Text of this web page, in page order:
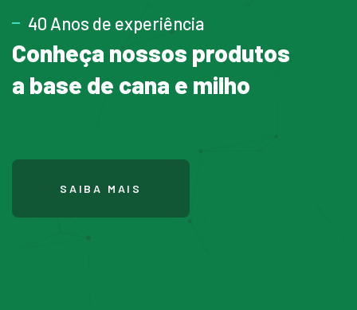
40 Anos de experiência
Conheça nossos produtos
a base de cana e milho
SAIBA MAIS